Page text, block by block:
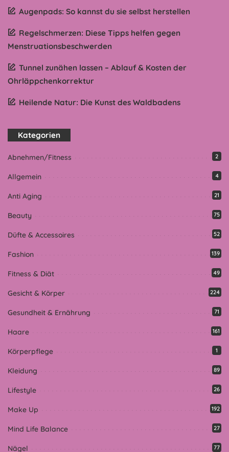
Augenpads: So kannst du sie selbst herstellen
Regelschmerzen: Diese Tipps helfen gegen
Menstruationsbeschwerden
Tunnel zunähen lassen – Ablauf & Kosten der
Ohrläppchenkorrektur
Heilende Natur: Die Kunst des Waldbadens
Kategorien
Abnehmen/Fitness 2
Allgemein 4
Anti Aging 21
Beauty 75
Düfte & Accessoires 52
Fashion 139
Fitness & Diät 49
Gesicht & Körper 224
Gesundheit & Ernährung 71
Haare 161
Körperpflege 1
Kleidung 89
Lifestyle 26
Make Up 192
Mind Life Balance 27
Nägel 77